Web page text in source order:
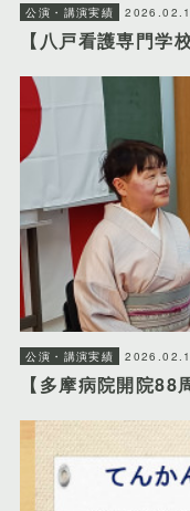
公演・講演実績
【八戸看護専門学
公演・講演実績
【多摩病院開院88